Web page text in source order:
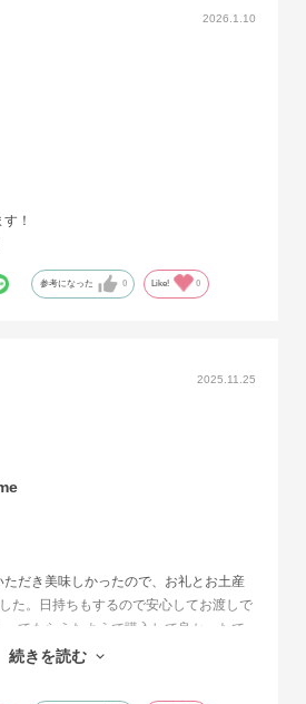
2026.1.10
！
参考になった 0 Like! 0
2025.11.25
だき美味しかったので、お礼とお土産
た。日持ちもするので安心してお渡しで
ってもらえたようで購入して良かったで
には他の種類も豊富にあるので、次回ま
続きを読む